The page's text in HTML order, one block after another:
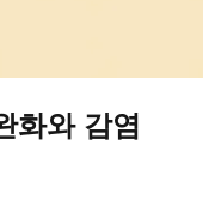
화와 감염